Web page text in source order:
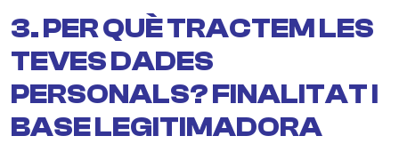
3. PER QUÈ TRACTEM LES
TEVES DADES
PERSONALS? FINALITAT I
BASE LEGITIMADORA